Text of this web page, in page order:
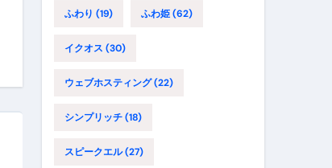
ふわり (19) ふわ姫(62)
イクオス (30)
ウェブホスティング(22)
シンプリッチ(18)
スピークエル(27)